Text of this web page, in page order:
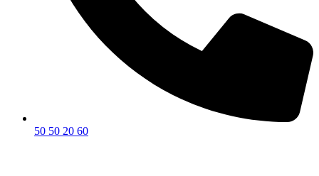
50 50 20 60